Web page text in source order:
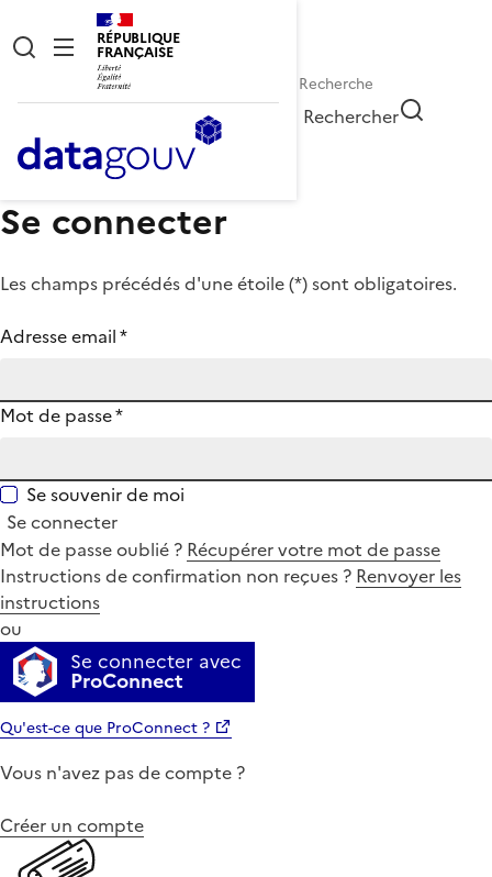
RÉPUBLIQUE
FRANÇAISE
Rechercher
Se connecter
Les champs précédés d'une étoile (*) sont obligatoires.
Adresse email*
Mot de passe*
Se souvenir de moi
Se connecter
Mot de passe oublié ? Récupérer votre mot de passe
Instructions de confirmation non reçues ? Renvoyer les
instructions
ou
Se connecter avec
ProConnect
Qu'est-ce que ProConnect ?
Vous n'avez pas de compte ?
Créer un compte